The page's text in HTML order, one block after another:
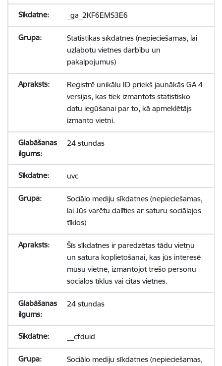
_ga_2KF6EMS3E6
Statistikas sīkdatnes (nepieciešamas, lai
uzlabotu vietnes darbību un
pakalpojumus)
Reģistrē unikālu ID priekš jaunākās GA 4
versijas, kas tiek izmantots statistisko
datu iegūšanai par to, kā apmeklētājs
izmanto vietni.
24 stundas
uvc
Sociālo mediju sīkdatnes (nepieciešamas,
lai Jūs varētu dalīties ar saturu sociālajos
tīklos)
Šīs sīkdatnes ir paredzētas tādu vietņu
un satura koplietošanai, kas jūs interesē
mūsu vietnē, izmantojot trešo personu
sociālos tīklus vai citas vietnes.
24 stundas
__cfduid
Sociālo mediju sīkdatnes (nepieciešamas,